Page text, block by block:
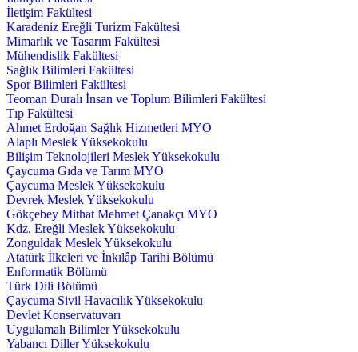
İletişim Fakültesi
Karadeniz Ereğli Turizm Fakültesi
Mimarlık ve Tasarım Fakültesi
Mühendislik Fakültesi
Sağlık Bilimleri Fakültesi
Spor Bilimleri Fakültesi
Teoman Duralı İnsan ve Toplum Bilimleri Fakültesi
Tıp Fakültesi
Ahmet Erdoğan Sağlık Hizmetleri MYO
Alaplı Meslek Yüksekokulu
Bilişim Teknolojileri Meslek Yüksekokulu
Çaycuma Gıda ve Tarım MYO
Çaycuma Meslek Yüksekokulu
Devrek Meslek Yüksekokulu
Gökçebey Mithat Mehmet Çanakçı MYO
Kdz. Ereğli Meslek Yüksekokulu
Zonguldak Meslek Yüksekokulu
Atatürk İlkeleri ve İnkılâp Tarihi Bölümü
Enformatik Bölümü
Türk Dili Bölümü
Çaycuma Sivil Havacılık Yüksekokulu
Devlet Konservatuvarı
Uygulamalı Bilimler Yüksekokulu
Yabancı Diller Yüksekokulu